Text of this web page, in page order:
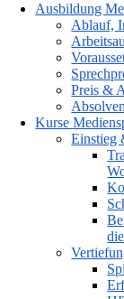
Ausbildung
Ablauf,
Preis &
Kurse
Einstieg